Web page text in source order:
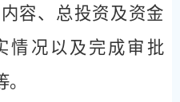
容、总投资及资金
情况以及完成审批